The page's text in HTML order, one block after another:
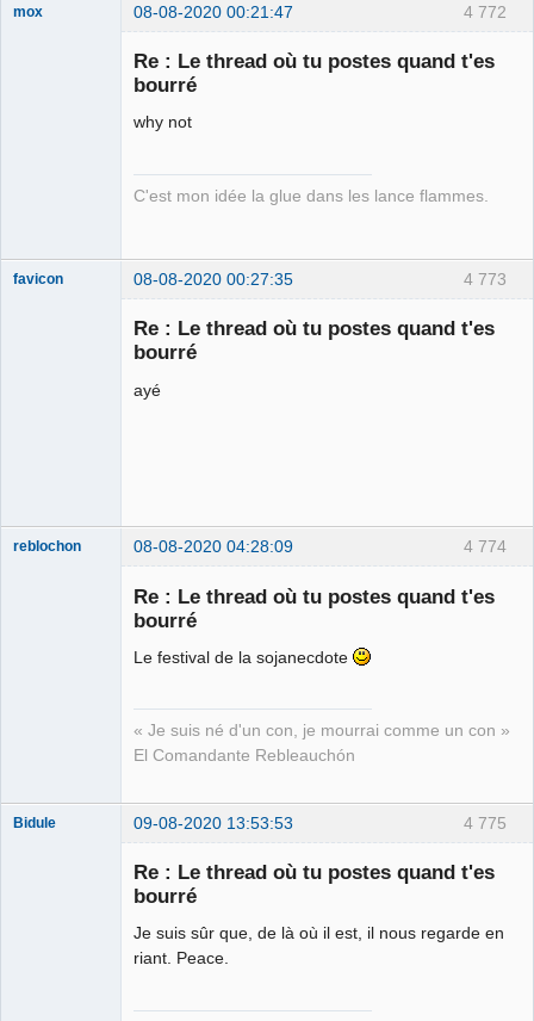
4 772
mox 08-08-2020 00:21:47
Re : Le thread où tu postes quand t'es
bourré
why not
C'est mon idée la glue dans les lance flammes.
4 773
favicon 08-08-2020 00:27:35
Re : Le thread où tu postes quand t'es
bourré
ayé
4 774
reblochon 08-08-2020 04:28:09
Re : Le thread où tu postes quand t'es
bourré
Le festival de la sojanecdote
« Je suis né d'un con, je mourrai comme un con »
El Comandante Rebleauchón
4 775
Bidule 09-08-2020 13:53:53
Re : Le thread où tu postes quand t'es
bourré
Je suis sûr que, de là où il est, il nous regarde en
riant. Peace.